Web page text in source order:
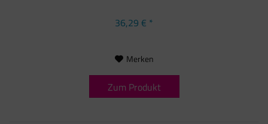
36,29 € *
Merken
Zum Produkt